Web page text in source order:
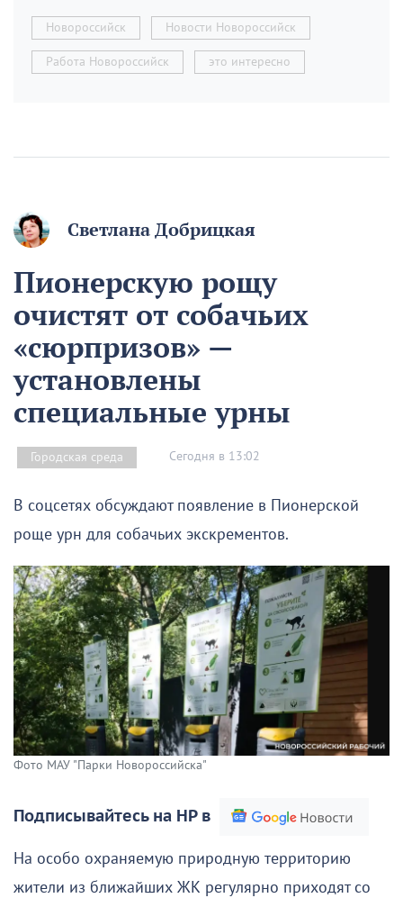
Новороссийск Новости Новороссийск
Работа Новороссийск это интересно
Светлана Добрицкая
Пионерскую рощу
очистят от собачьих
«сюрпризов» —
установлены
специальные урны
Городская среда Сегодня в 13:02
В соцсетях обсуждают появление в Пионерской
роще урн для собачьих экскрементов.
Фото МАУ "Парки Новороссийска"
Подписывайтесь на НР в
На особо охраняемую природную территорию
жители из ближайших ЖК регулярно приходят со